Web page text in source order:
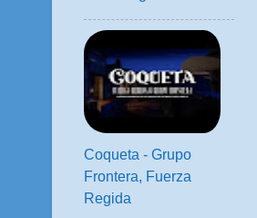
Coqueta - Grupo
Frontera, Fuerza
Regida